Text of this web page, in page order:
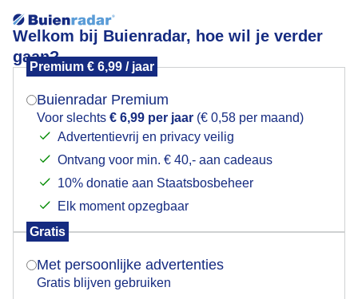
Welkom bij Buienradar, hoe wil je verder
gaan?
Premium € 6,99 / jaar
Buienradar Premium
Voor slechts € 6,99 per jaar (€ 0,58 per maand)
Advertentievrij en privacy veilig
Ontvang voor min. € 40,- aan cadeaus
10% donatie aan Staatsbosbeheer
Elk moment opzegbaar
Gratis
Met persoonlijke advertenties
Gratis blijven gebruiken
Mix van wolken met af en toe zon
Mogen we je locatie gebruiken voor het
Indien je hier nog geen akkoord op hebt gegeven,
verschijnt er zo een pop-up uit je browser waarin
Is goed, toon de popup